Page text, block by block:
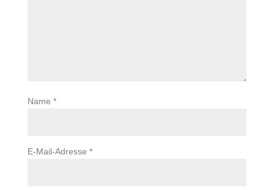
Name *
E-Mail-Adresse *